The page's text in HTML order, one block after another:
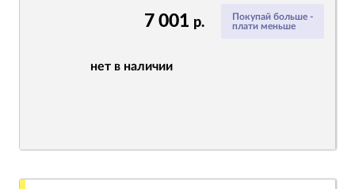
Покупай больше -
плати меньше
7 001 р.
нет в наличии